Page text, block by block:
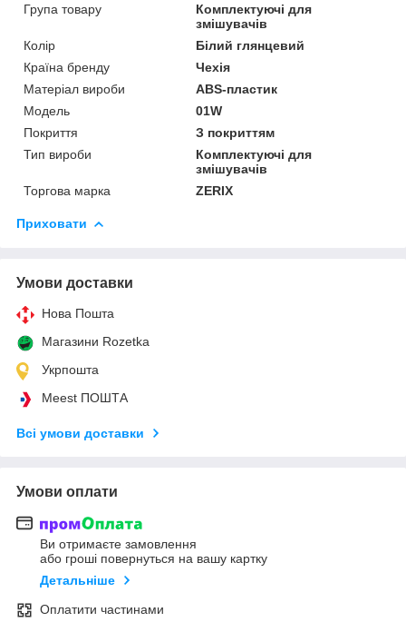
Група товару
Комплектуючі для
змішувачів
Колір
Білий глянцевий
Країна бренду
Чехія
Матеріал вироби
ABS-пластик
Мoдель
01W
Покриття
З покриттям
Тип вироби
Комплектуючі для
змішувачів
Торгова марка
ZERIX
Приховати
Умови доставки
Нова Пошта
Магазини Rozetka
Укрпошта
Meest ПОШТА
Всі умови доставки
Умови оплати
Ви отримаєте замовлення
або гроші повернуться на вашу картку
Детальніше
Оплатити частинами